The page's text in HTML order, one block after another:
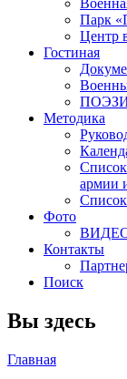
Парк
Центр
Гостиная
Методика
армии
Фото
Контакты
Поиск
Вы здесь
Главная